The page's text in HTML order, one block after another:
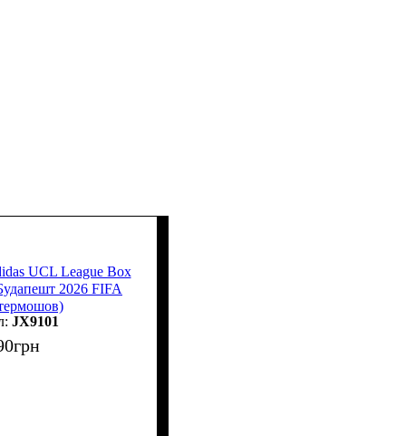
UCL League Box
2026 FIFA
JX9101
грн